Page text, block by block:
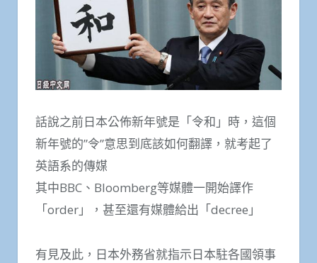
話說之前日本公佈新年號是「令和」時，這個
新年號的”令”意思到底該如何翻譯，就考起了
英語系的傳媒
其中BBC、Bloomberg等媒體一開始譯作
「order」，甚至還有媒體給出「decree」
有見及此，日本外務省就指示日本駐各國領事